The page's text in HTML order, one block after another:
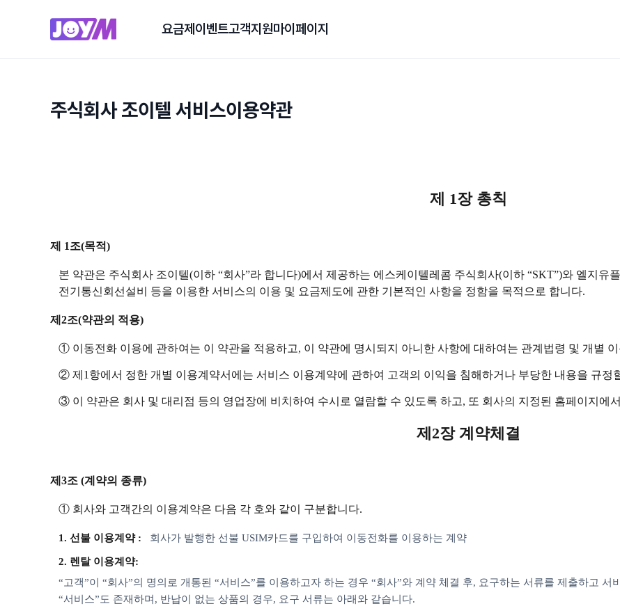
요금제 이벤트고객지원마이페이지
주식회사 조이텔 서비스이용약관
제 1장 총칙
제 1조(목적)
본 약관은 주식회사 조이텔(이하 “회사”라 합니다)에서 제공하는 에스케이텔레콤 주식회사(이하 “SKT”)와 엘지유
전기통신회선설비 등을 이용한 서비스의 이용 및 요금제도에 관한 기본적인 사항을 정함을 목적으로 합니다.
제2조(약관의 적용)
① 이동전화 이용에 관하여는 이 약관을 적용하고, 이 약관에 명시되지 아니한 사항에 대하여는 관계법령 및 개별
② 제1항에서 정한 개별 이용계약서에는 서비스 이용계약에 관하여 고객의 이익을 침해하거나 부당한 내용을 규정
③ 이 약관은 회사 및 대리점 등의 영업장에 비치하여 수시로 열람할 수 있도록 하고, 또 회사의 지정된 홈페이지에
제2장 계약체결
제3조 (계약의 종류)
① 회사와 고객간의 이용계약은 다음 각 호와 같이 구분합니다.
1. 선불 이용계약 : 회사가 발행한 선불 USIM카드를 구입하여 이동전화를 이용하는 계약
2. 렌탈 이용계약:
“고객”이 “회사”의 명의로 개통된 “서비스”를 이용하고자 하는 경우 “회사”와 계약 체결 후, 요구하는 서류를 제출하고
“서비스”도 존재하며, 반납이 없는 상품의 경우, 요구 서류는 아래와 같습니다.